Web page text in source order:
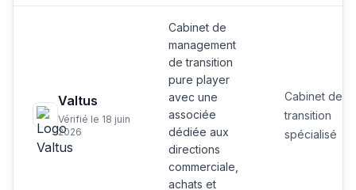
Valtus
Vérifié le 18 juin
2026
Cabinet de
management
de transition
pure player
avec une
associée
dédiée aux
directions
commerciale,
achats et
Cabinet de
transition
spécialisé